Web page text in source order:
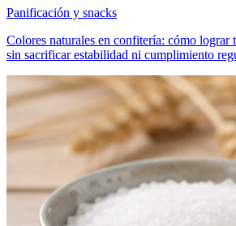
Panificación y snacks
Colores naturales en confitería: cómo lograr
sin sacrificar estabilidad ni cumplimiento